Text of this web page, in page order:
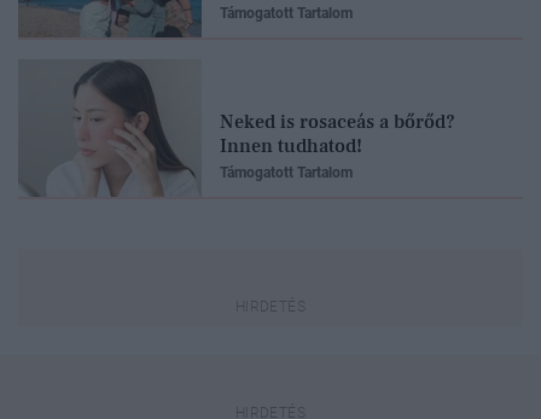
Támogatott Tartalom
Neked is rosaceás a bőrőd?
Innen tudhatod!
Támogatott Tartalom